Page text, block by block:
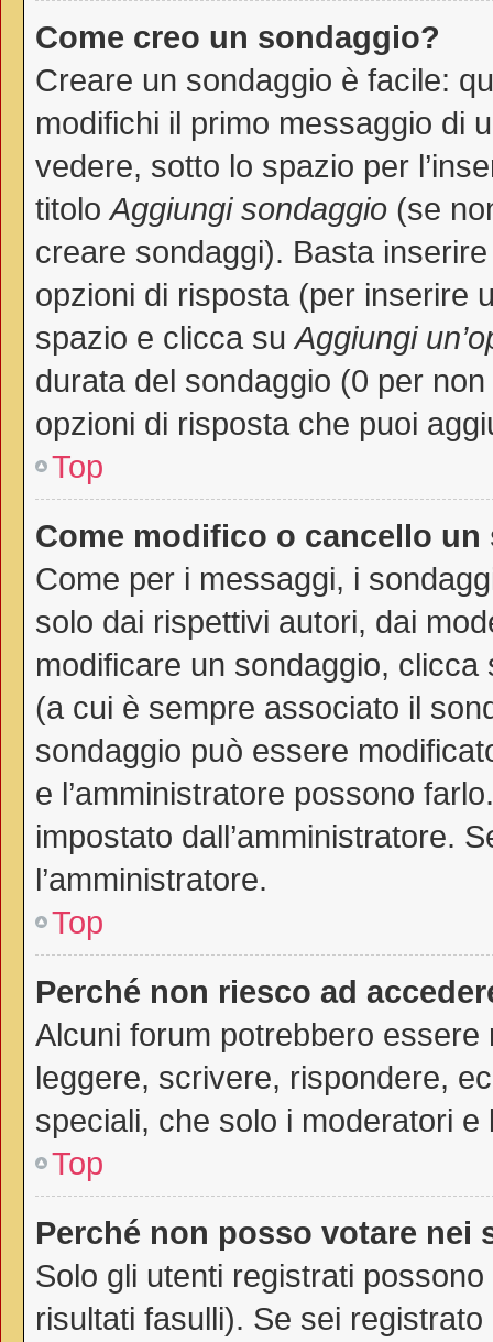
Come creo un sondaggio?
Creare un sondaggio è facile:
modifichi il primo messaggio di
vedere, sotto lo spazio per
titoloAggiungi sondaggio (se
creare sondaggi). Basta
opzioni di risposta (per inserire
spazio e clicca suAggiungi
durata del sondaggio (0 per
opzioni di risposta che puoi
Top
Come modifico o cancello
Come per i messaggi, i
solo dai rispettivi autori, dai
modificare un sondaggio,
(a cui è sempre associato il
sondaggio può essere
e l’amministratore possono
impostato dall’amministratore.
l’amministratore.
Top
Perché non riesco ad
Alcuni forum potrebbero
leggere, scrivere, rispondere,
speciali, che solo i moderatori
Top
Perché non posso votare nei
Solo gli utenti registrati
risultati fasulli). Se sei